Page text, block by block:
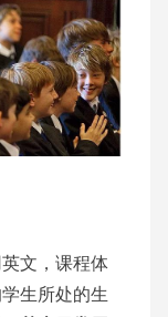
文，课程体
生所处的生